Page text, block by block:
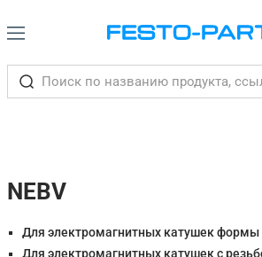
NEBV
Для электромагнитных катушек формы
Для электромагнитных катушек с